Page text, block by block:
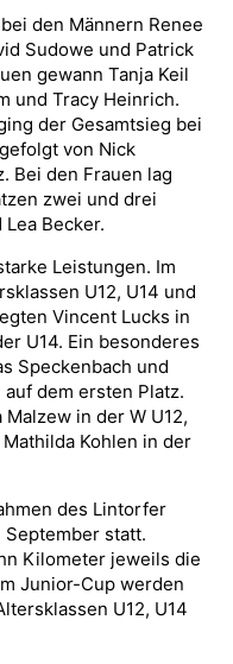
den Männern Renee
Sudowe und Patrick
gewann Tanja Keil
und Tracy Heinrich.
der Gesamtsieg bei
von Nick
Bei den Frauen lag
zwei und drei
Becker.
Leistungen. Im
U12, U14 und
Vincent Lucks in
U14. Ein besonderes
Speckenbach und
dem ersten Platz.
in der W U12,
Kohlen in der
des Lintorfer
September statt.
Kilometer jeweils die
Junior-Cup werden
U12, U14